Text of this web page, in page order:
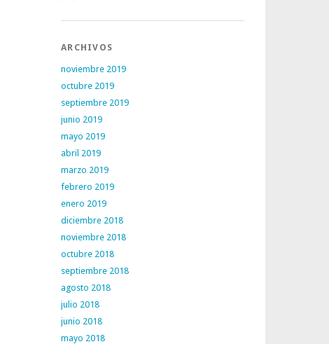
ARCHIVOS
noviembre 2019
octubre 2019
septiembre 2019
junio 2019
mayo 2019
abril 2019
marzo 2019
febrero 2019
enero 2019
diciembre 2018
noviembre 2018
octubre 2018
septiembre 2018
agosto 2018
julio 2018
junio 2018
mayo 2018